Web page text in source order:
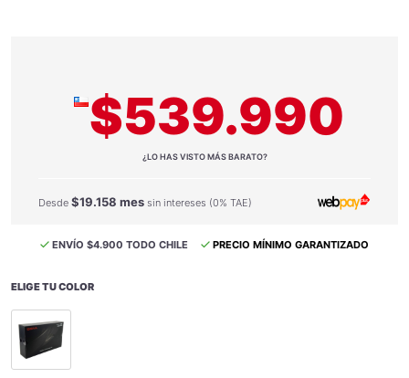
$539.990
¿LO HAS VISTO MÁS BARATO?
Desde $19.158 mes sin intereses (0% TAE)
ENVÍO $4.900 TODO CHILE PRECIO MÍNIMO GARANTIZADO
ELIGE TU COLOR